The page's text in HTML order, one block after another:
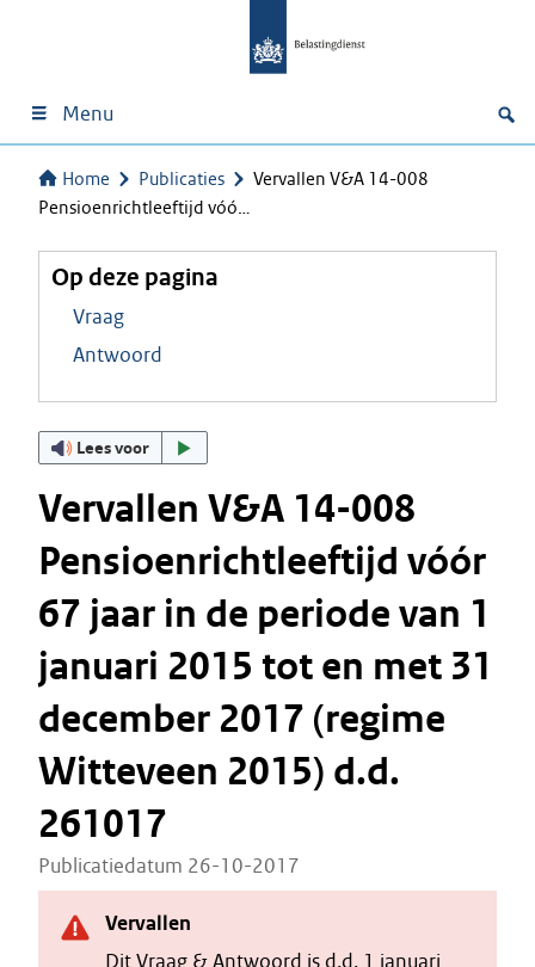
Menu
Home Publicaties
Vervallen V&A 14-008
Pensioenrichtleeftijd vóó…
Op deze pagina
Vraag
Antwoord
Lees voor
Vervallen V&A 14-008
Pensioenrichtleeftijd vóór
67 jaar in de periode van 1
januari 2015 tot en met 31
december 2017 (regime
Witteveen 2015) d.d.
261017
Publicatiedatum 26-10-2017
Vervallen
Dit Vraag & Antwoord is d.d. 1 januari